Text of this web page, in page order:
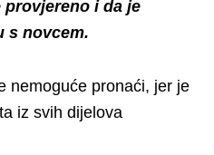
provjereno i da je
s novcem.
nemoguće pronaći, jer je
iz svih dijelova